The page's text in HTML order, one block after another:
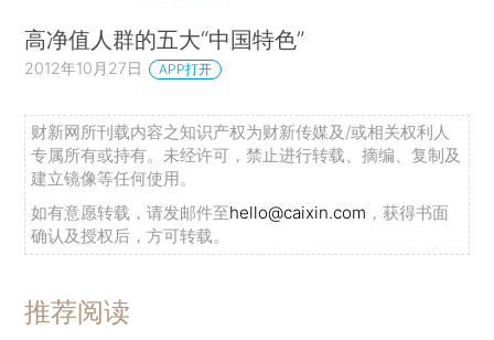
高净值人群的五大“中国特色”
2012年10月27日 APP打开
财新网所刊载内容之知识产权为财新传媒及/或相关权利人
专属所有或持有。未经许可，禁止进行转载、摘编、复制及
建立镜像等任何使用。
如有意愿转载，请发邮件至hello@caixin.com ，获得书面
确认及授权后，方可转载。
推荐阅读